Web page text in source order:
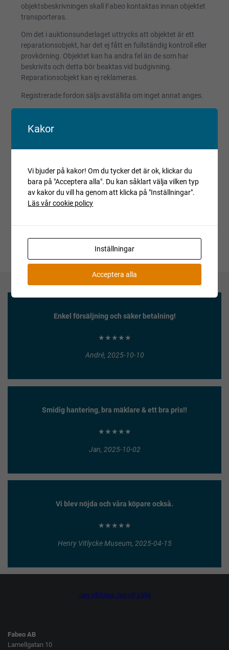
objektsbeskrivningen skall Fabeo kontaktas innan objektet
transporteras.
Om det i auktionsunderlaget uttrycks att objektet är ett
reparationsobjekt, har det ej fått en fullständig kontroll eller
provkörning. Objektet kan ha andra fel än de som har
beskrivits och detta bör beaktas vid budgivning.
Reparationsobjekt kan ej reklameras.
Registrerade fordon säljs avställda om inget annat anges.
Kopiera länk till den här auktionen
Är du intresserad av objektet men deltog inte i
budgivningen, var vänlig kontakta ansvarig mäklare för
aktuell status.
Enkel försäljning och säker betalning!
★★★★★
André, 2025-10-10
Smidig hantering, bra mäklare & ett bra pris!!
★★★★★
Jan, 2025-10-02
Vi blev nöjda och våra köpare också.
★★★★★
Henry Vitlycke Museum, 2025-04-15
Jag vill köpa Jag vill sälja
Fabeo AB
Lamellgatan 10
Kakor
Vi bjuder på kakor! Om du tycker det är ok, klickar du
bara på "Acceptera alla". Du kan såklart välja vilken typ
av kakor du vill ha genom att klicka på "Inställningar".
Läs vår cookie policy
Inställningar
Acceptera alla